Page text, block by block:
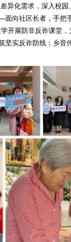
异化需求，深入校
向社区长者，手把
展防非反诈课堂，
实反诈防线；乡音